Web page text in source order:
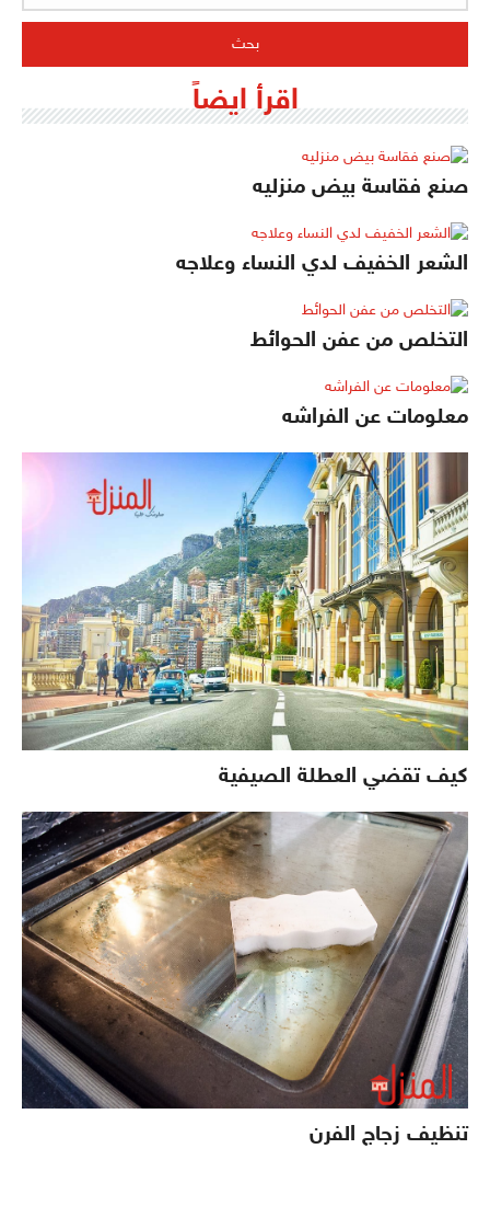
اقرأ ايضاً
صنع فقاسة بيض منزليه
الشعر الخفيف لدي النساء وعلاجه
التخلص من عفن الحوائط
معلومات عن الفراشه
كيف تقضي العطلة الصيفية
تنظيف زجاج الفرن